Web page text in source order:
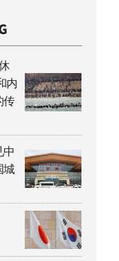
内
传
中
城